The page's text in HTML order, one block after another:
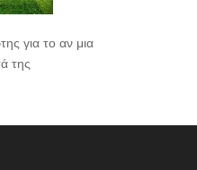
για το αν μια
της